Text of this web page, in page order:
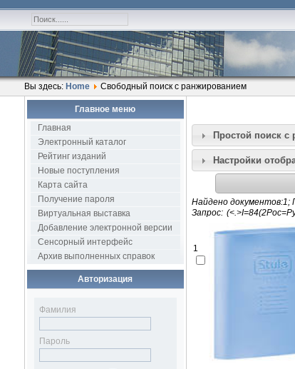
Вы здесь: Home Свободный поиск с ранжированием
Главное меню
Главная
Электронный каталог
Рейтинг изданий
Новые поступления
Карта сайта
Получение пароля
Виртуальная выставка
Добавление электронной версии
Сенсорный интерфейс
Архив выполненных справок
Авторизация
Фамилия
Пароль
Простой поиск c
Настройки
Найдено документов:1;
Запрос:
1